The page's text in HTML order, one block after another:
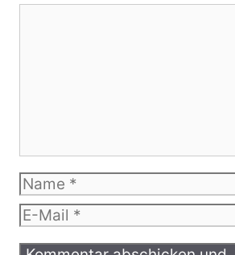
Name
E-
Mail